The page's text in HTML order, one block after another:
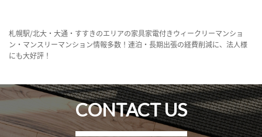
札幌駅/北大・大通・すすきのエリアの家具家電付きウィークリーマンショ
ン・マンスリーマンション情報多数！連泊・長期出張の経費削減に、法人様
にも大好評！
CONTACT US